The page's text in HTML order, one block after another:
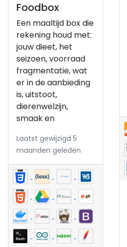
Foodbox
Een maaltijd box die
rekening houd met:
jouw dieet, het
seizoen, voorraad
fragmentatie, wat
er in de aanbieding
is, uitstoot,
dierenwelzijn,
smaak en
Laatst gewijzigd 5
maanden geleden